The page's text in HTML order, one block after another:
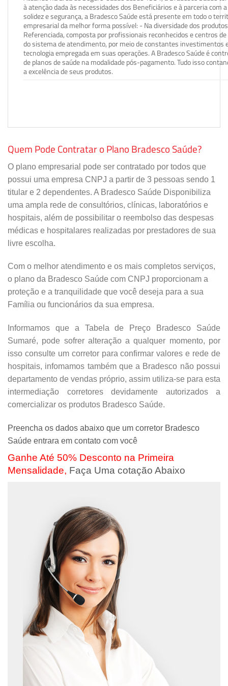
à atenção dada às necessidades dos Beneficiários e à parceria com
solidez e segurança, a Bradesco Saúde está presente em todo o
empresarial da melhor forma possível: - Na diversidade dos
Referenciada, composta por profissionais reconhecidos e centros
do sistema de atendimento, por meio de constantes investimentos
tecnologia empregada em suas operações. A Bradesco Saúde é
de planos de saúde na modalidade pós-pagamento. Tudo isso
a excelência de seus produtos.
Quem Pode Contratar o Plano Bradesco Saúde?
O plano empresarial pode ser contratado por todos que
possui uma empresa CNPJ a partir de 3 pessoas sendo 1
titular e 2 dependentes. A Bradesco Saúde Disponibiliza
uma ampla rede de consultórios, clínicas, laboratórios e
hospitais, além de possibilitar o reembolso das despesas
médicas e hospitalares realizadas por prestadores de sua
livre escolha.
Com o melhor atendimento e os mais completos serviços,
o plano da Bradesco Saúde com CNPJ proporcionam a
proteção e a tranquilidade que você deseja para a sua
Família ou funcionários da sua empresa.
Informamos que a Tabela de Preço Bradesco Saúde
Sumaré, pode sofrer alteração a qualquer momento, por
isso consulte um corretor para confirmar valores e rede de
hospitais, infomamos também que a Bradesco não possui
departamento de vendas próprio, assim utiliza-se para esta
intermediação corretores devidamente autorizados a
comercializar os produtos Bradesco Saúde.
Preencha os dados abaixo que um corretor Bradesco
Saúde entrara em contato com você
Ganhe Até 50% Desconto na Primeira
Mensalidade, Faça Uma cotação Abaixo